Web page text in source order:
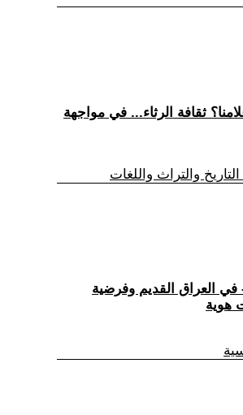
ثقافة الرثاء... في مواجهة
والتراث واللغات
في العراق القديم وفرضية
هوية